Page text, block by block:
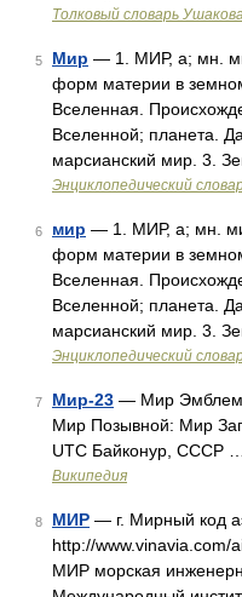
Толковый словарь
5 Мир — 1. МИР, а; мн.
форм материи в
Вселенная.
Вселенной; планета.
марсианский мир. 3.
Энциклопедический
6 мир — 1. МИР, а; мн.
форм материи в
Вселенная.
Вселенной; планета.
марсианский мир. 3.
Энциклопедический
7 Мир-23 — Мир
Мир Позывной: Мир
UTC Байконур, СССР …
Википедия
8 МИР — г. Мирный код
http://www.vinavia.com/
МИР морская